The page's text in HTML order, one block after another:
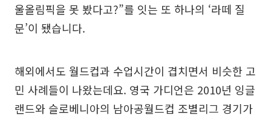
울올림픽을 못 봤다고?”를 잇는 또 하나의 ‘라떼 질
문’이 됐습니다.
해외에서도 월드컵과 수업시간이 겹치면서 비슷한 고
민 사례들이 나왔는데요. 영국 가디언은 2010년 잉글
랜드와 슬로베니아의 남아공월드컵 조별리그 경기가